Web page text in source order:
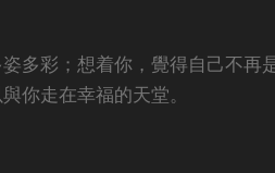
多彩；想着你，覺得自己不
你走在幸福的天堂。